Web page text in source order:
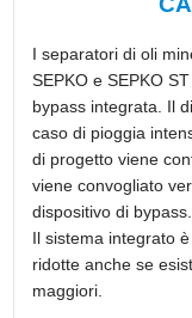
I separatori di oli
SEPKO e SEPKO
bypass integrata. Il
caso di pioggia
di progetto viene
viene convogliato
dispositivo di bypass.
Il sistema integrato
ridotte anche se
maggiori.